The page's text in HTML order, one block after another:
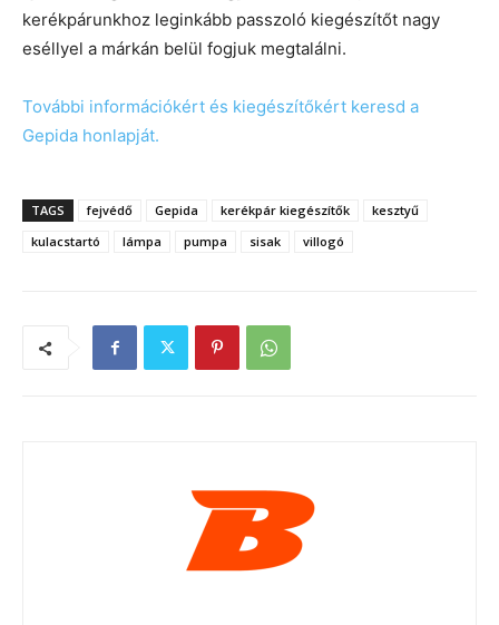
kerékpárunkhoz leginkább passzoló kiegészítőt nagy
eséllyel a márkán belül fogjuk megtalálni.
További információkért és kiegészítőkért keresd a
Gepida honlapját.
TAGS fejvédő Gepida kerékpár kiegészítők
kesztyű
kulacstartó
lámpa pumpa sisak villogó